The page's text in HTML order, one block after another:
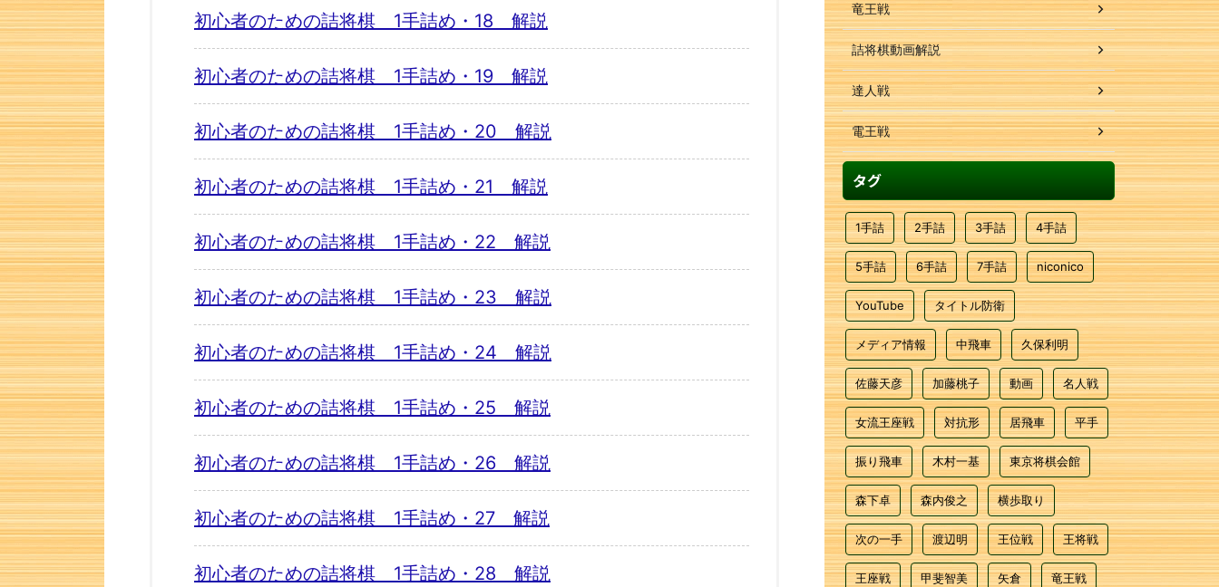
初心者のための詰将棋 1手詰め・18 解説
初心者のための詰将棋 1手詰め・19 解説
初心者のための詰将棋 1手詰め・20 解説
初心者のための詰将棋 1手詰め・21 解説
初心者のための詰将棋 1手詰め・22 解説
初心者のための詰将棋 1手詰め・23 解説
初心者のための詰将棋 1手詰め・24 解説
初心者のための詰将棋 1手詰め・25 解説
初心者のための詰将棋 1手詰め・26 解説
初心者のための詰将棋 1手詰め・27 解説
初心者のための詰将棋 1手詰め・28 解説
竜王戦
詰将棋動画解説
達人戦
電王戦
タグ
1手詰 2手詰 3手詰 4手詰
5手詰 6手詰 7手詰 niconico
YouTube タイトル防衛
メディア情報 中飛車 久保利明
佐藤天彦 加藤桃子 動画 名人戦
女流王座戦 対抗形 居飛車 平手
振り飛車 木村一基 東京将棋会館
森下卓 森内俊之 横歩取り
次の一手 渡辺明 王位戦 王将戦
王座戦 甲斐智美 矢倉 竜王戦